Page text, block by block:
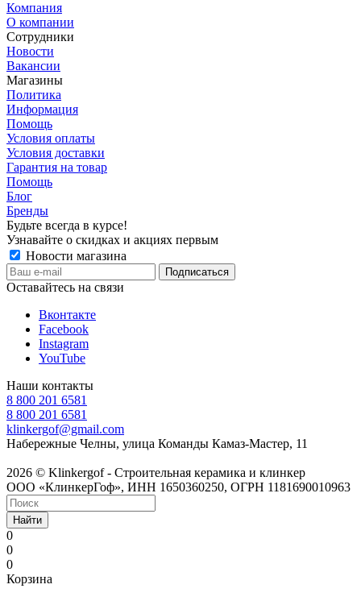
Компания
О компании
Сотрудники
Новости
Вакансии
Магазины
Политика
Информация
Помощь
Условия оплаты
Условия доставки
Гарантия на товар
Помощь
Блог
Бренды
Будьте всегда в курсе!
Узнавайте о скидках и акциях первым
Новости магазина
Оставайтесь на связи
Вконтакте
Facebook
Instagram
YouTube
Наши контакты
8 800 201 6581
8 800 201 6581
klinkergof@gmail.com
Набережные Челны, улица Команды Камаз-Мастер, 11
2026 © Klinkergof - Строительная керамика и клинкер
ООО «КлинкерГоф», ИНН 1650360250, ОГРН 1181690010963
Найти
0
0
0
Корзина